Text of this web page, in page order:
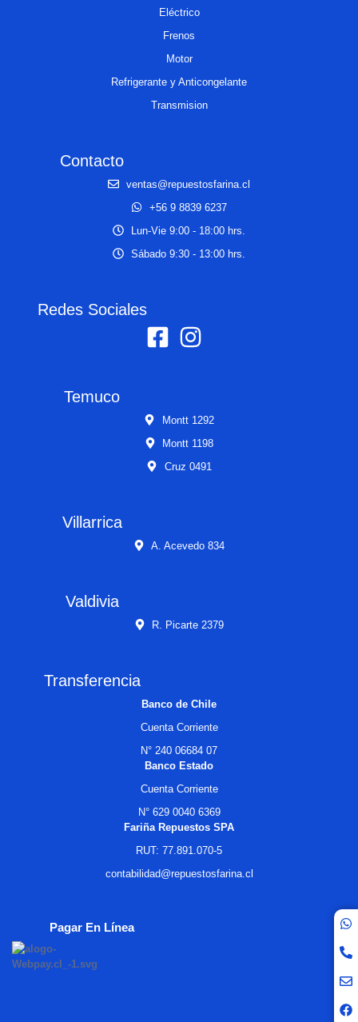
Eléctrico
Frenos
Motor
Refrigerante y Anticongelante
Transmision
Contacto
ventas@repuestosfarina.cl
+56 9 8839 6237
Lun-Vie 9:00 - 18:00 hrs.
Sábado 9:30 - 13:00 hrs.
Redes Sociales
Temuco
Montt 1292
Montt 1198
Cruz 0491
Villarrica
A. Acevedo 834
Valdivia
R. Picarte 2379
Transferencia
Banco de Chile
Cuenta Corriente
N° 240 06684 07
Banco Estado
Cuenta Corriente
N° 629 0040 6369
Fariña Repuestos SPA
RUT: 77.891.070-5
contabilidad@repuestosfarina.cl
Pagar En Línea